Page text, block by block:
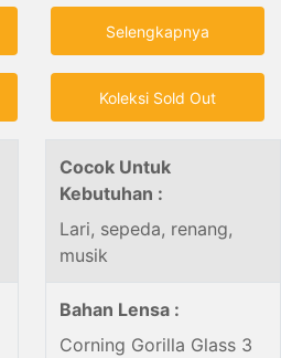
Selengkapnya
Koleksi Sold Out
Cocok Untuk
Kebutuhan :
Lari, sepeda, renang,
musik
Bahan Lensa :
Corning Gorilla Glass 3